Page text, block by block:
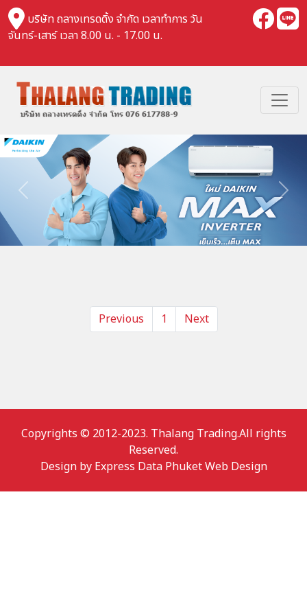
บริษัท ถลางเทรดดิ้ง จำกัด เวลาทำการ วัน
จันทร์-เสาร์ เวลา 8.00 น. - 17.00 น.
Previous Next
Previous 1 Next
Copyrights © 2012-2023. Thalang Trading.All rights
Reserved.
Design by Express Data Phuket Web Design